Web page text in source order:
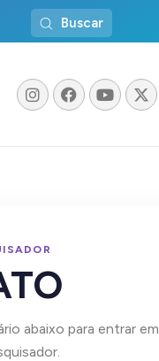
Buscar
abaixo para entrar em